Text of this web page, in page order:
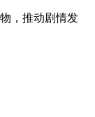
，推动剧情发